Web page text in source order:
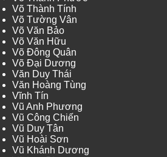
Võ Thành Tính
Võ Tường Vân
Võ Văn Bảo
Võ Văn Hữu
Võ Đông Quân
Võ Đại Dương
Văn Duy Thái
Văn Hoàng Tùng
Vĩnh Tín
Vũ Anh Phương
Vũ Công Chiến
Vũ Duy Tân
Vũ Hoài Sơn
Vũ Khánh Dương